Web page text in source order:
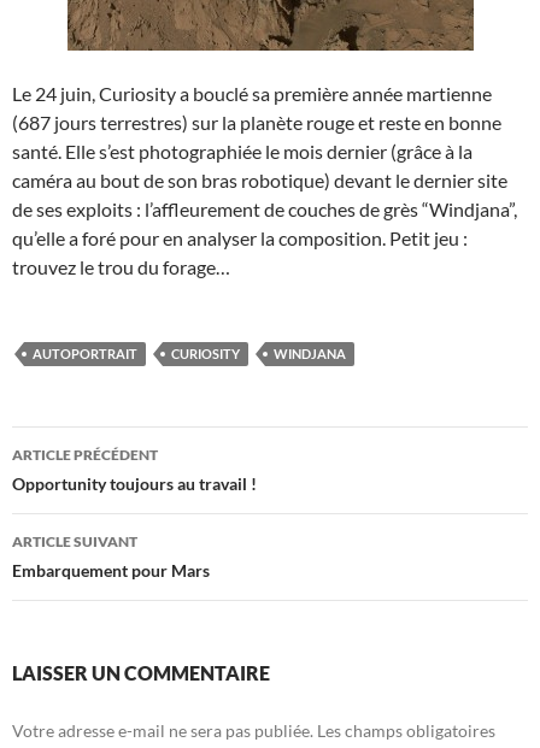
Le 24 juin, Curiosity a bouclé sa première année martienne
(687 jours terrestres) sur la planète rouge et reste en bonne
santé. Elle s’est photographiée le mois dernier (grâce à la
caméra au bout de son bras robotique) devant le dernier site
de ses exploits : l’affleurement de couches de grès “Windjana”,
qu’elle a foré pour en analyser la composition. Petit jeu :
trouvez le trou du forage…
AUTOPORTRAIT CURIOSITY WINDJANA
Navigation
des
articles
ARTICLE PRÉCÉDENT
Opportunity toujours au travail !
ARTICLE SUIVANT
Embarquement pour Mars
LAISSER UN COMMENTAIRE
Votre adresse e-mail ne sera pas publiée. Les champs obligatoires